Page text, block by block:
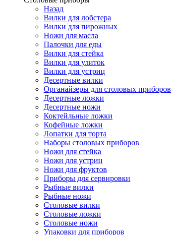
Назад
Вилки для лобстера
Вилки для пирожных
Ножи для масла
Палочки для еды
Вилки для стейка
Вилки для улиток
Вилки для устриц
Десертные вилки
Органайзеры для столовых приборов
Десертные ложки
Десертные ножи
Коктейльные ложки
Кофейные ложки
Лопатки для торта
Наборы столовых приборов
Ножи для стейка
Ножи для устриц
Ножи для фруктов
Приборы для сервировки
Рыбные вилки
Рыбные ножи
Столовые вилки
Столовые ложки
Столовые ножи
Упаковки для приборов